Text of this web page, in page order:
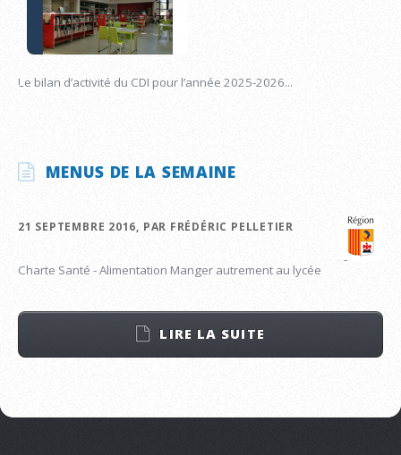
Le bilan d’activité du CDI pour l’année 2025-2026...
MENUS DE LA SEMAINE
21 SEPTEMBRE 2016, PAR FRÉDÉRIC PELLETIER
Charte Santé - Alimentation Manger autrement au lycée
LIRE LA SUITE